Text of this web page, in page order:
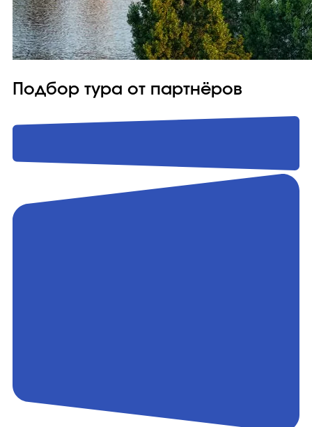
Подбор тура от партнёров